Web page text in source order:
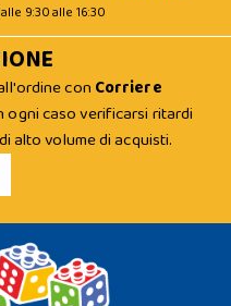
9:30 alle 16:30
con Corriere
ogni caso verificarsi ritardi
alto volume di acquisti.